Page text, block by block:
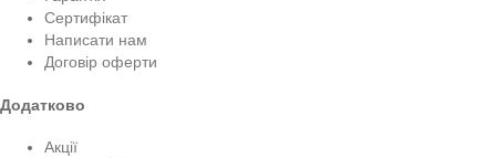
Сертифікат
Написати нам
Договір оферти
Додатково
Акції